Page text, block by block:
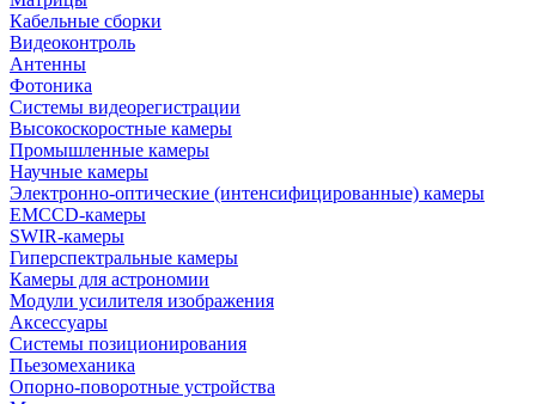
Кабельные сборки
Видеоконтроль
Антенны
Фотоника
Cистемы видеорегистрации
Высокоскоростные камеры
Промышленные камеры
Научные камеры
Электронно-оптические (интенсифицированные) камеры
EMCCD-камеры
SWIR-камеры
Гиперспектральные камеры
Камеры для астрономии
Модули усилителя изображения
Аксессуары
Системы позиционирования
Пьезомеханика
Опорно-поворотные устройства